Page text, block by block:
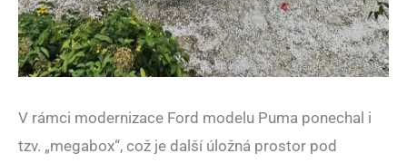
V rámci modernizace Ford modelu Puma ponechal i
tzv. „megabox“, což je další úložná prostor pod